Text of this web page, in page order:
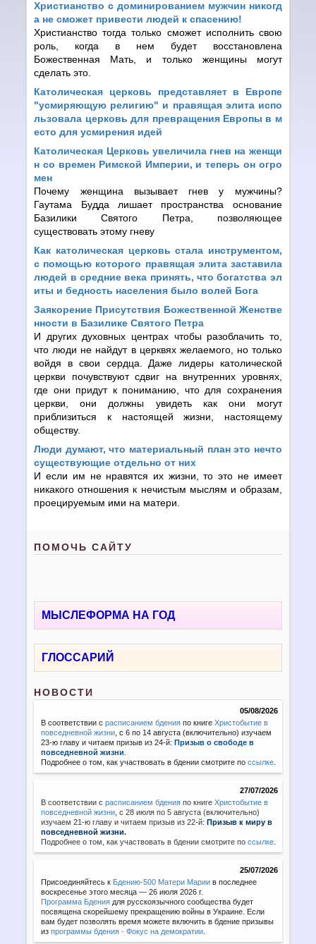
Христианство с доминированием мужчин никогд
а не сможет привести людей к спасению!
Христианство тогда только сможет исполнить свою
роль, когда в нем будет восстановлена
Божественная Мать, и только женщины могут
сделать это.
Католическая церковь представляет в Европе
"усмиряющую религию" и правящая элита испо
льзовала церковь для превращения Европы в м
есто для усмирения идей
Католическая Церковь увеличила гнев на женщи
н со времен Римской Империи, и теперь он огро
мен
Почему женщина вызывает гнев у мужчины?
Гаутама Будда лишает пространства основание
Базилики Святого Петра, позволяющее
существовать этому гневу
Как католическая церковь стала инструментом,
с помощью которого правящая элита заставила
людей в средние века принять, что богатства эл
иты и бедность населения было волей Бога
Заякорение Присутствия Божественной Женстве
нности в Базилике Святого Петра
И других духовных центрах чтобы разоблачить то,
что люди не найдут в церквях желаемого, но только
войдя в свои сердца. Даже лидеры католической
церкви почувствуют сдвиг на внутренних уровнях,
где они придут к пониманию, что для сохранения
церкви, они должны увидеть как они могут
приблизиться к настоящей жизни, настоящему
обществу.
Люди думают, что материальный план это нечто
существующие отдельно от них
И если им не нравятся их жизни, то это не имеет
никакого отношения к нечистым мыслям и образам,
проецируемым ими на матери.
ПОМОЧЬ САЙТУ
МЫСЛЕФОРМА НА ГОД
ГЛОССАРИЙ
НОВОСТИ
05/08/2026
В соответствии срасписанием бдения по книгеХристобытие в
повседневной жизни , с 6 по 14 августа (включительно) изучаем
23-ю главу и читаем призыв из 24-й:Призыв о свободе в
повседневной жизни
Подробнее о том, как участвовать в бдении смотрите поссылке
27/07/2026
В соответствии с расписанием бдения по книгеХристобытие в
повседневной жизни с 28 июля по 5 августа (включительно)
изучаем 21-ю главу и читаем призыв из 22-й:Призыв к миру в
повседневной жизни.
Подробнее о том, как участвовать в бдении смотрите поссылке
25/07/2026
Присоединяйтесь к Бдению-500 Матери Марии в последнее
воскресенье этого месяца — 26 июля 2026 г.
Программа Бдения для русскоязычного сообщества будет
посвящена скорейшему прекращению войны в Украине. Если
вам будет позволять время можете включить в бдение призывы
изпрограммы бдения - Фокус на демократии